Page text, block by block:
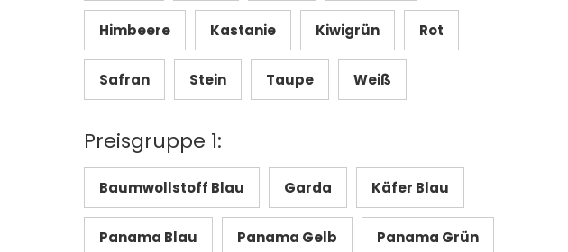
Himbeere Kastanie Kiwigrün Rot
Safran Stein Taupe Weiß
Preisgruppe 1:
Baumwollstoff Blau Garda Käfer Blau
Panama Blau Panama Gelb Panama Grün